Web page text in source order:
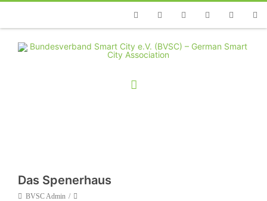
TelefonFacebookTwitterYoutubeInstagramLinkedin
Das Spenerhaus
BVSC Admin